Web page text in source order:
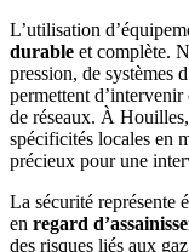
L’utilisation
durable et complète.
pression, de systèmes
permettent
de réseaux. À
spécificités locales en
précieux pour une
La sécurité représente
en regard
des risques liés aux